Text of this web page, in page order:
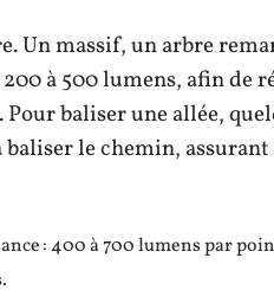
Un massif, un arbre
à 500 lumens, afin de
baliser une allée,
le chemin,
: 400 à 700 lumens par